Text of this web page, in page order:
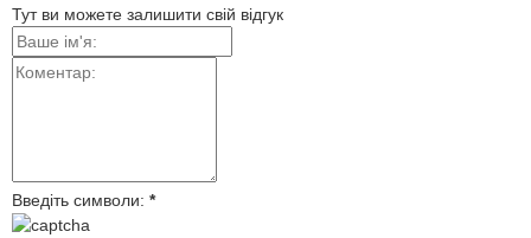
Тут ви можете залишити свій відгук
Введіть символи: *